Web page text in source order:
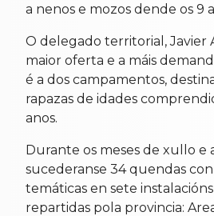
a nenos e mozos dende os 9
O delegado territorial, Javier
maior oferta e a máis
é a dos campamentos,
rapazas de idades
anos.
Durante os meses de xullo e
sucederanse 34 quendas
temáticas en sete
repartidas pola provincia: